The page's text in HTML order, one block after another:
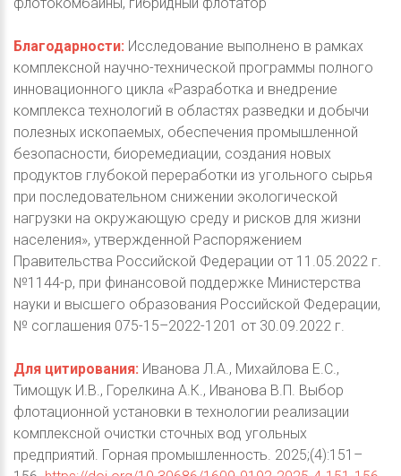
Благодарности: Исследование выполнено в рамках
комплексной научно-технической программы полного
инновационного цикла «Разработка и внедрение
комплекса технологий в областях разведки и добычи
полезных ископаемых, обеспечения промышленной
безопасности, биоремедиации, создания новых
продуктов глубокой переработки из угольного сырья
при последовательном снижении экологической
нагрузки на окружающую среду и рисков для жизни
населения», утвержденной Распоряжением
Правительства Российской Федерации от 11.05.2022 г.
№1144-р, при финансовой поддержке Министерства
науки и высшего образования Российской Федерации,
№ соглашения 075-15–2022-1201 от 30.09.2022 г.
Для цитирования: Иванова Л.А., Михайлова Е.С.,
Тимощук И.В., Горелкина А.К., Иванова В.П. Выбор
флотационной установки в технологии реализации
комплексной очистки сточных вод угольных
предприятий. Горная промышленность. 2025;(4):151–